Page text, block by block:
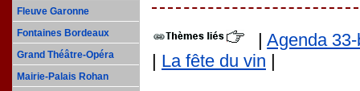
Fleuve Garonne
Fontaines Bordeaux
Grand Théâtre-Opéra
Mairie-Palais Rohan
|Agenda
| La fête du vin |